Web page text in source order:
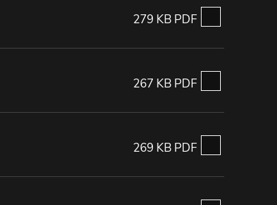
279 KB PDF
267 KB PDF
269 KB PDF